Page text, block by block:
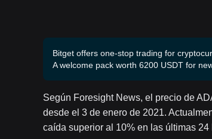
Bitget offers one-stop trading for
A welcome pack worth 6200 USDT for
Según Foresight News, el precio de
desde el 3 de enero de 2021.
caída superior al 10% en las últimas 24